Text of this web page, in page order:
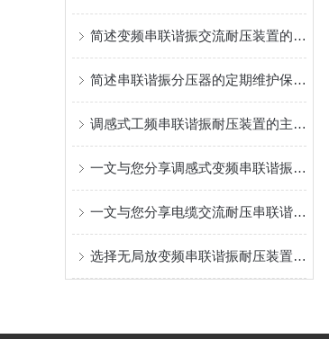
简述变频串联谐振交流耐压装置的常见问题应对策略
简述串联谐振分压器的定期维护保养方法
调感式工频串联谐振耐压装置的主要组成部分功能特点分享
一文与您分享调感式变频串联谐振耐压装置的常见故障相应解决方法
一文与您分享电缆交流耐压串联谐振装置的正确步骤
选择无局放变频串联谐振耐压装置时需要考虑的关键参数